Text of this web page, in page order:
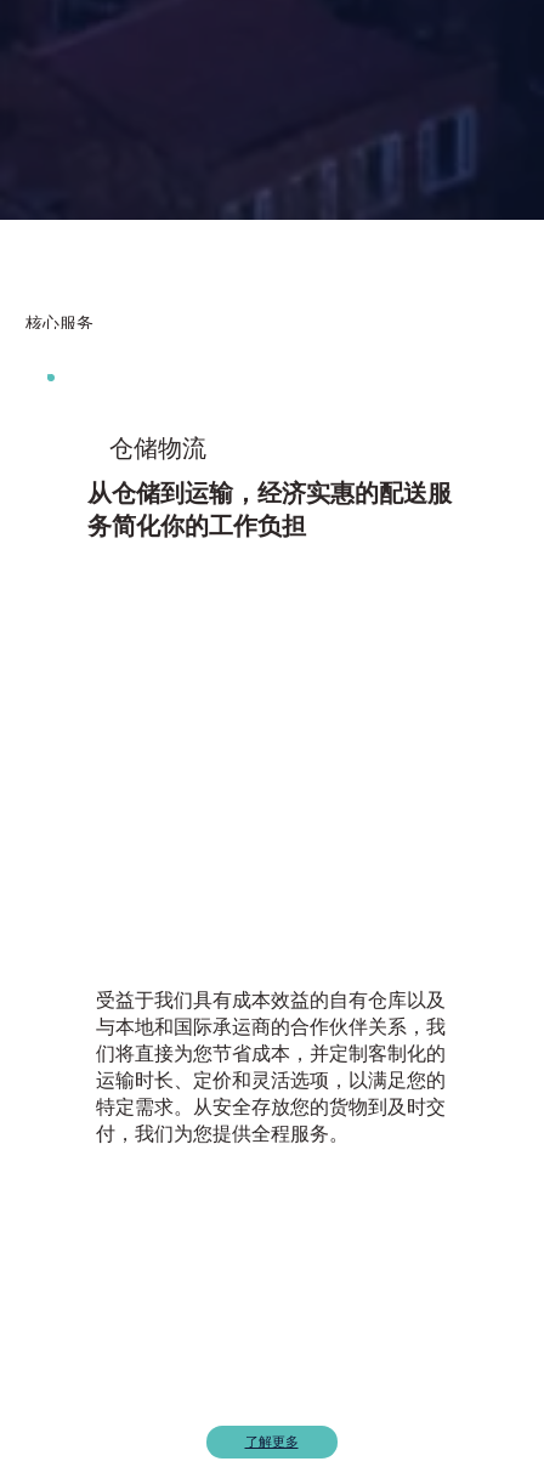
​核心服务
受益于我们具有成本效益的自有仓库以及
与本地和国际承运商的合作伙伴关系，我
们将直接为您节省成本，并定制客制化的
运输时长、定价和灵活选项，以满足您的
特定需求。从安全存放您的货物到及时交
付，我们为您提供全程服务。
​仓储物流
从仓储到运输，经济实惠的配送服
务简化你的工作负担
了解更多